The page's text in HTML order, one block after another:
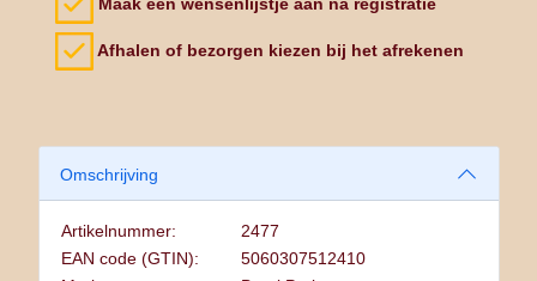
Afhalen of bezorgen kiezen bij het afrekenen
Omschrijving
Artikelnummer:
2477
EAN code (GTIN):
5060307512410